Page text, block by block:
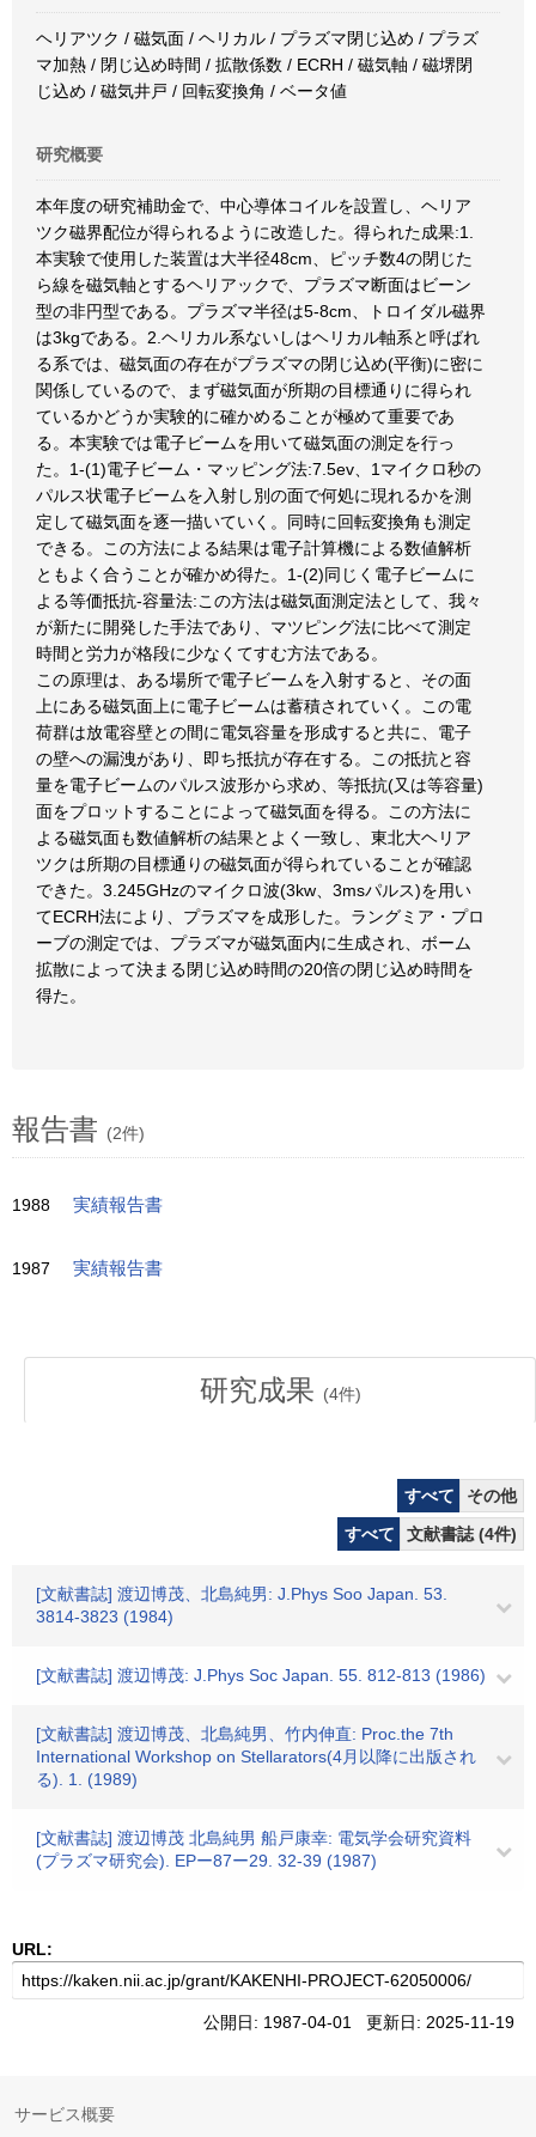
ヘリアツク / 磁気面 / ヘリカル / プラズマ閉じ込め / プラズ
マ加熱 / 閉じ込め時間 / 拡散係数 / ECRH / 磁気軸 / 磁堺閉
じ込め / 磁気井戸 / 回転変換角 / ベータ値
研究概要
本年度の研究補助金で、中心導体コイルを設置し、ヘリア
ツク磁界配位が得られるように改造した。得られた成果:1.
本実験で使用した装置は大半径48cm、ピッチ数4の閉じた
ら線を磁気軸とするヘリアックで、プラズマ断面はビーン
型の非円型である。プラズマ半径は5-8cm、トロイダル磁界
は3kgである。2.ヘリカル系ないしはヘリカル軸系と呼ばれ
る系では、磁気面の存在がプラズマの閉じ込め(平衡)に密に
関係しているので、まず磁気面が所期の目標通りに得られ
ているかどうか実験的に確かめることが極めて重要であ
る。本実験では電子ビームを用いて磁気面の測定を行っ
た。1-(1)電子ビーム・マッピング法:7.5ev、1マイクロ秒の
パルス状電子ビームを入射し別の面で何処に現れるかを測
定して磁気面を逐一描いていく。同時に回転変換角も測定
できる。この方法による結果は電子計算機による数値解析
ともよく合うことが確かめ得た。1-(2)同じく電子ビームに
よる等価抵抗-容量法:この方法は磁気面測定法として、我々
が新たに開発した手法であり、マツピング法に比べて測定
時間と労力が格段に少なくてすむ方法である。
この原理は、ある場所で電子ビームを入射すると、その面
上にある磁気面上に電子ビームは蓄積されていく。この電
荷群は放電容壁との間に電気容量を形成すると共に、電子
の壁への漏洩があり、即ち抵抗が存在する。この抵抗と容
量を電子ビームのパルス波形から求め、等抵抗(又は等容量)
面をプロットすることによって磁気面を得る。この方法に
よる磁気面も数値解析の結果とよく一致し、東北大ヘリア
ツクは所期の目標通りの磁気面が得られていることが確認
できた。3.245GHzのマイクロ波(3kw、3msパルス)を用い
てECRH法により、プラズマを成形した。ラングミア・プロ
ーブの測定では、プラズマが磁気面内に生成され、ボーム
拡散によって決まる閉じ込め時間の20倍の閉じ込め時間を
得た。
報告書 (2件)
1988 実績報告書
1987 実績報告書
研究成果 (4件)
すべて
その他
すべて
文献書誌 (4件)
[文献書誌] 渡辺博茂、北島純男: J.Phys Soo Japan. 53.
3814-3823 (1984)
[文献書誌] 渡辺博茂: J.Phys Soc Japan. 55. 812-813 (1986)
[文献書誌] 渡辺博茂、北島純男、竹内伸直: Proc.the 7th
International Workshop on Stellarators(4月以降に出版され
る). 1. (1989)
[文献書誌] 渡辺博茂 北島純男 船戸康幸: 電気学会研究資料
(プラズマ研究会). EPー87ー29. 32-39 (1987)
URL:
公開日: 1987-04-01 更新日: 2025-11-19
サービス概要